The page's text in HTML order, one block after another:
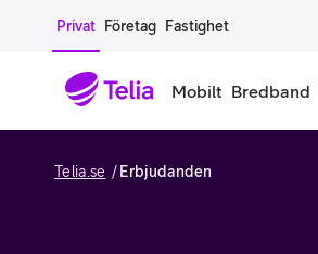
Gå till sidans innehåll
Privat Företag Fastighet
Mobilt
Mobiltelefoner
Bredband
Telia.se Erbjudanden